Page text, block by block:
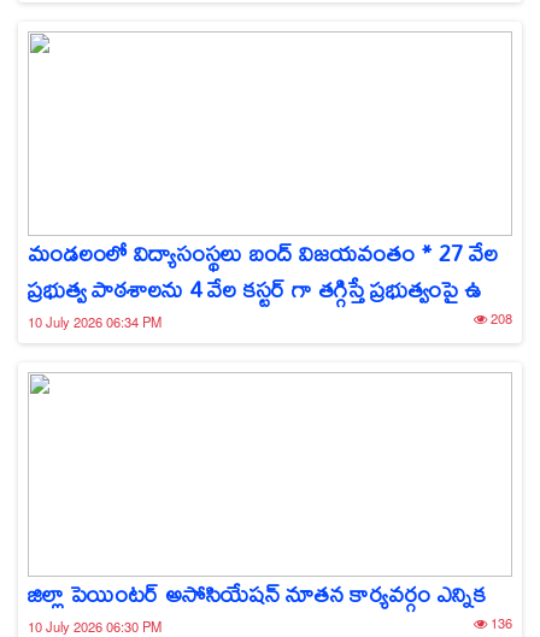
మండలంలో విద్యాసంస్థలు బంద్ విజయవంతం * 27 వేల
ప్రభుత్వ పాఠశాలను 4 వేల కస్టర్ గా తగ్గిస్తే ప్రభుత్వంపై ఉ
10 July 2026 06:34 PM 208
జిల్లా పెయింటర్ అసోసియేషన్ నూతన కార్యవర్గం ఎన్నిక
10 July 2026 06:30 PM 136